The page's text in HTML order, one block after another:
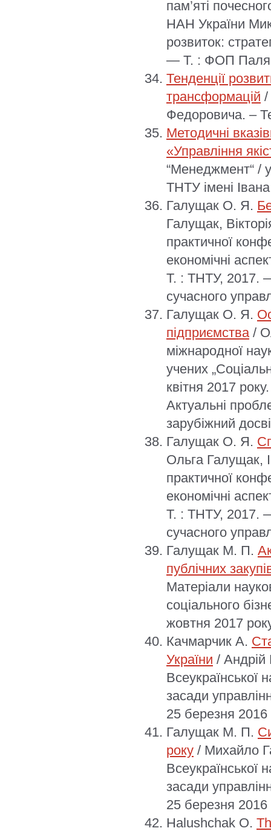
пам’яті
НАН України
розвиток:
— Т. : ФОП
Тенденції
трансформацій /
Федоровича. –
Методичні
«Управління
“Менеджмент“ /
ТНТУ імені
Галущак О. Я.
Галущак,
практичної
економічні
Т. : ТНТУ, 2017.
сучасного
Галущак О. Я.
підприємства /
міжнародної
учених
квітня 2017
Актуальні
зарубіжний
Галущак О. Я.
Ольга Галущак,
практичної
економічні
Т. : ТНТУ, 2017.
сучасного
Галущак М. П.
публічних
Матеріали
соціального
жовтня 2017
Качмарчик А.
України /
Всеукраїнської
засади
25 березня
Галущак М. П.
року / Михайло
Всеукраїнської
засади
25 березня
Halushchak O.